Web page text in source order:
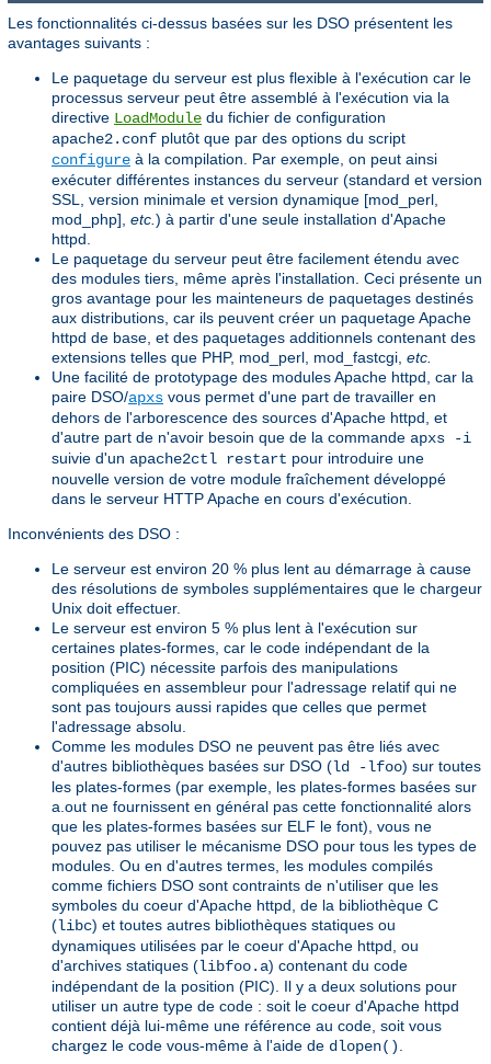
Les fonctionnalités ci-dessus basées sur les DSO présentent les
avantages suivants :
Le paquetage du serveur est plus flexible à l'exécution car le
processus serveur peut être assemblé à l'exécution via la
directive LoadModule du fichier de configuration
apache2.conf plutôt que par des options du script
configure à la compilation. Par exemple, on peut ainsi
exécuter différentes instances du serveur (standard et version
SSL, version minimale et version dynamique [mod_perl,
mod_php], etc. ) à partir d'une seule installation d'Apache
httpd.
Le paquetage du serveur peut être facilement étendu avec
des modules tiers, même après l'installation. Ceci présente un
gros avantage pour les mainteneurs de paquetages destinés
aux distributions, car ils peuvent créer un paquetage Apache
httpd de base, et des paquetages additionnels contenant des
extensions telles que PHP, mod_perl, mod_fastcgi, etc.
Une facilité de prototypage des modules Apache httpd, car la
paire DSO/apxs vous permet d'une part de travailler en
dehors de l'arborescence des sources d'Apache httpd, et
d'autre part de n'avoir besoin que de la commande apxs -i
suivie d'un apache2ctl restart pour introduire une
nouvelle version de votre module fraîchement développé
dans le serveur HTTP Apache en cours d'exécution.
Inconvénients des DSO :
Le serveur est environ 20 % plus lent au démarrage à cause
des résolutions de symboles supplémentaires que le chargeur
Unix doit effectuer.
Le serveur est environ 5 % plus lent à l'exécution sur
certaines plates-formes, car le code indépendant de la
position (PIC) nécessite parfois des manipulations
compliquées en assembleur pour l'adressage relatif qui ne
sont pas toujours aussi rapides que celles que permet
l'adressage absolu.
Comme les modules DSO ne peuvent pas être liés avec
d'autres bibliothèques basées sur DSO (ld -lfoo) sur toutes
les plates-formes (par exemple, les plates-formes basées sur
a.out ne fournissent en général pas cette fonctionnalité alors
que les plates-formes basées sur ELF le font), vous ne
pouvez pas utiliser le mécanisme DSO pour tous les types de
modules. Ou en d'autres termes, les modules compilés
comme fichiers DSO sont contraints de n'utiliser que les
symboles du coeur d'Apache httpd, de la bibliothèque C
(libc) et toutes autres bibliothèques statiques ou
dynamiques utilisées par le coeur d'Apache httpd, ou
d'archives statiques (libfoo.a) contenant du code
indépendant de la position (PIC). Il y a deux solutions pour
utiliser un autre type de code : soit le coeur d'Apache httpd
contient déjà lui-même une référence au code, soit vous
chargez le code vous-même à l'aide de dlopen()